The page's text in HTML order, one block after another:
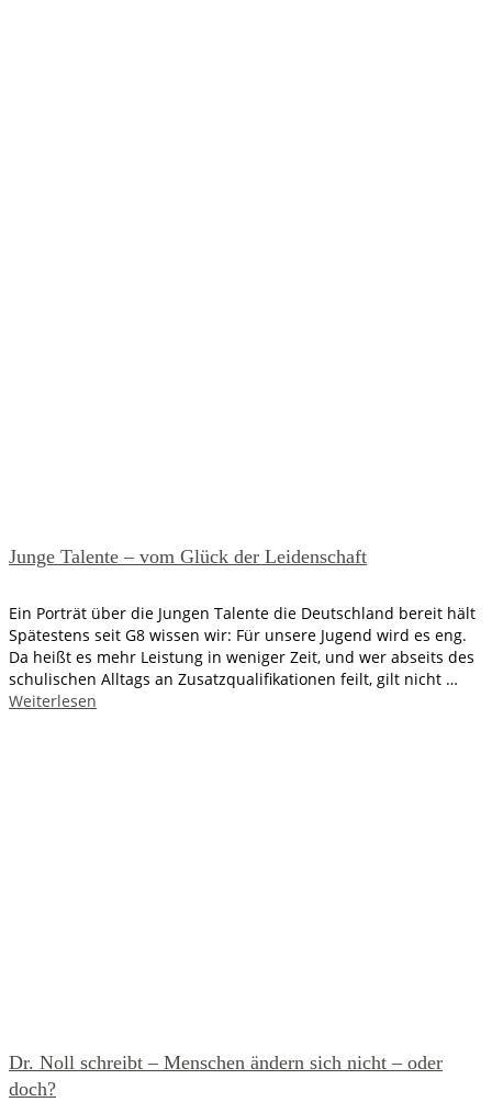
Junge Talente – vom Glück der Leidenschaft
Ein Porträt über die Jungen Talente die Deutschland bereit hält
Spätestens seit G8 wissen wir: Für unsere Jugend wird es eng.
Da heißt es mehr Leistung in weniger Zeit, und wer abseits des
schulischen Alltags an Zusatzqualifikationen feilt, gilt nicht …
Weiterlesen
Dr. Noll schreibt – Menschen ändern sich nicht – oder
doch?